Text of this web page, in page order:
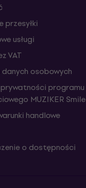
przesyłki
usługi
VAT
osobowych
programu
MUZIKER Smile
handlowe
o dostępności